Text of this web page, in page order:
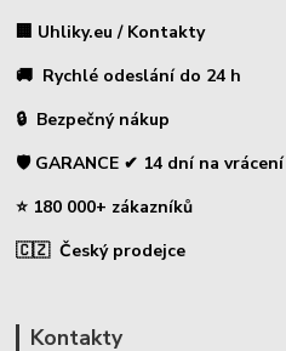
🏢 Uhliky.eu / Kontakty
🚚 Rychlé odeslání do 24 h
🔒 Bezpečný nákup
🛡️ GARANCE ✔ 14 dní na vrácení
⭐ 180 000+ zákazníků
🇨🇿 Český prodejce
Kontakty